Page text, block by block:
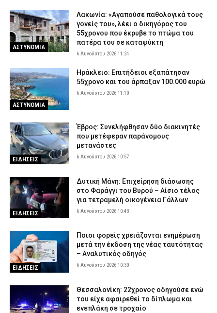
ΑΣΤΥΝΟΜΙΑ
Λακωνία: «Αγαπούσε παθολογικά τους
γονείς του», λέει ο δικηγόρος του
55χρονου που έκρυβε το πτώμα του
πατέρα του σε καταψύκτη
6 Αυγούστου 2026 11:24
ΑΣΤΥΝΟΜΙΑ
Ηράκλειο: Επιτήδειοι εξαπάτησαν
55χρονο και του άρπαξαν 100.000 ευρώ
6 Αυγούστου 2026 11:10
ΕΙΔΗΣΕΙΣ
Έβρος: Συνελήφθησαν δύο διακινητές
που μετέφεραν παράνομους
μετανάστες
6 Αυγούστου 2026 10:57
ΕΙΔΗΣΕΙΣ
Δυτική Μάνη: Επιχείρηση διάσωσης
στο Φαράγγι του Βυρού – Αίσιο τέλος
για τετραμελή οικογένεια Γάλλων
6 Αυγούστου 2026 10:43
ΕΙΔΗΣΕΙΣ
Ποιοι φορείς χρειάζονται ενημέρωση
μετά την έκδοση της νέας ταυτότητας
– Αναλυτικός οδηγός
6 Αυγούστου 2026 10:30
Θεσσαλονίκη: 22χρονος οδηγούσε ενώ
του είχε αφαιρεθεί το δίπλωμα και
ενεπλάκη σε τροχαίο